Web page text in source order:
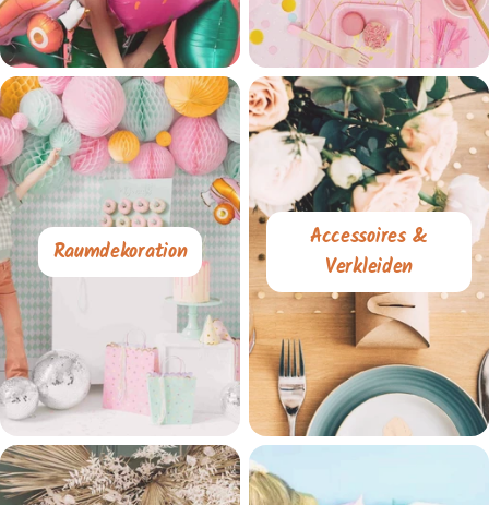
Raumdekoration
Accessoires &
Verkleiden